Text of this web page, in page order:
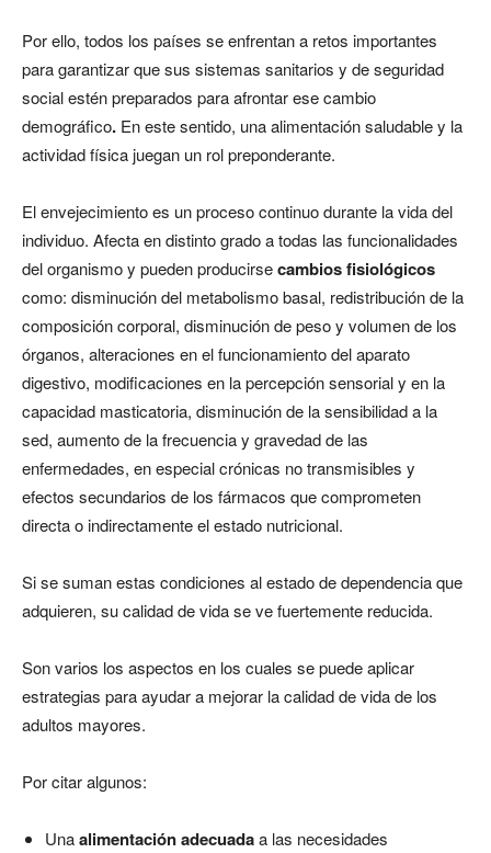
Por ello, todos los países se enfrentan a retos importantes
para garantizar que sus sistemas sanitarios y de seguridad
social estén preparados para afrontar ese cambio
demográfico. En este sentido, una alimentación saludable y la
actividad física juegan un rol preponderante.
El envejecimiento es un proceso continuo durante la vida del
individuo. Afecta en distinto grado a todas las funcionalidades
del organismo y pueden producirsecambios fisiológicos
como: disminución del metabolismo basal, redistribución de la
composición corporal, disminución de peso y volumen de los
órganos, alteraciones en el funcionamiento del aparato
digestivo, modificaciones en la percepción sensorial y en la
capacidad masticatoria, disminución de la sensibilidad a la
sed, aumento de la frecuencia y gravedad de las
enfermedades, en especial crónicas no transmisibles y
efectos secundarios de los fármacos que comprometen
directa o indirectamente el estado nutricional.
Si se suman estas condiciones al estado de dependencia que
adquieren, su calidad de vida se ve fuertemente reducida.
Son varios los aspectos en los cuales se puede aplicar
estrategias para ayudar a mejorar la calidad de vida de los
adultos mayores.
Por citar algunos:
Unaalimentación adecuadaa las necesidades